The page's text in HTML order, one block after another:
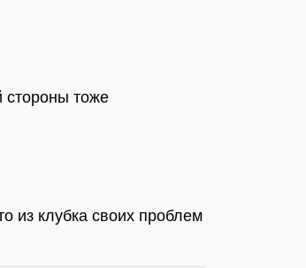
стороны тоже
из клубка своих проблем